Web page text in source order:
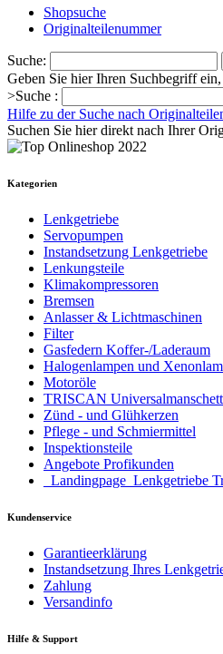
Shopsuche
Originalteilenummer
Suche:
Geben Sie hier Ihren Suchbegriff
>Suche :
Hilfe zu der Suche nach
Suchen Sie hier direkt nach Ihrer
Kategorien
Lenkgetriebe
Servopumpen
Instandsetzung Lenkgetriebe
Lenkungsteile
Klimakompressoren
Bremsen
Anlasser & Lichtmaschinen
Filter
Gasfedern Koffer-/Laderaum
Halogenlampen und
Motoröle
TRISCAN
Zünd - und Glühkerzen
Pflege - und Schmiermittel
Inspektionsteile
Angebote Profikunden
_Landingpage_Lenkgetriebe
Kundenservice
Garantieerklärung
Instandsetzung Ihres
Zahlung
Versandinfo
Hilfe & Support